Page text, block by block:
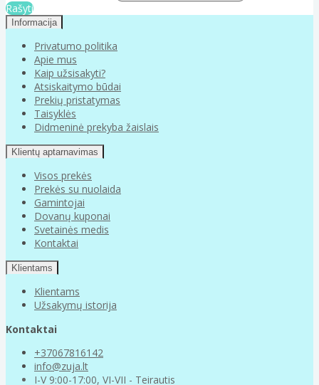
Rašyti
Informacija
Privatumo politika
Apie mus
Kaip užsisakyti?
Atsiskaitymo būdai
Prekių pristatymas
Taisyklės
Didmeninė prekyba žaislais
Klientų aptarnavimas
Visos prekės
Prekės su nuolaida
Gamintojai
Dovanų kuponai
Svetainės medis
Kontaktai
Klientams
Klientams
Užsakymų istorija
Kontaktai
+37067816142
info@zuja.lt
I-V 9:00-17:00, VI-VII - Teirautis